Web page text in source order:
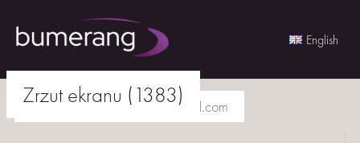
AKTORKI
English
content
agencjabumerang@gmail.com
Zrzut ekranu (1383)